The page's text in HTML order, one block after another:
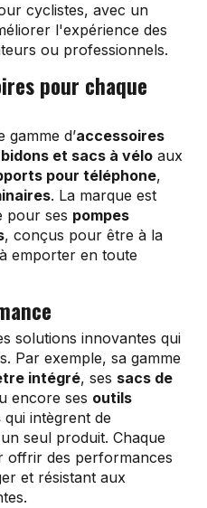
cyclistes, avec un
l'expérience des
ou professionnels.
pour chaque
d’accessoires
et sacs à vélo aux
pour téléphone,
. La marque est
pour ses pompes
, conçus pour être à la
emporter en toute
solutions innovantes qui
Par exemple, sa gamme
intégré, ses sacs de
encore ses outils
qui intègrent de
seul produit. Chaque
offrir des performances
et résistant aux